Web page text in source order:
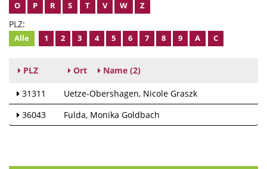
O
P R S T V W Z
PLZ:
Alle 1 2 3 4 5 6 7 8 9 A C
PLZ Ort Name (2)
31311 Uetze-Obershagen Nicole Graszk
36043
Fulda Monika Goldbach